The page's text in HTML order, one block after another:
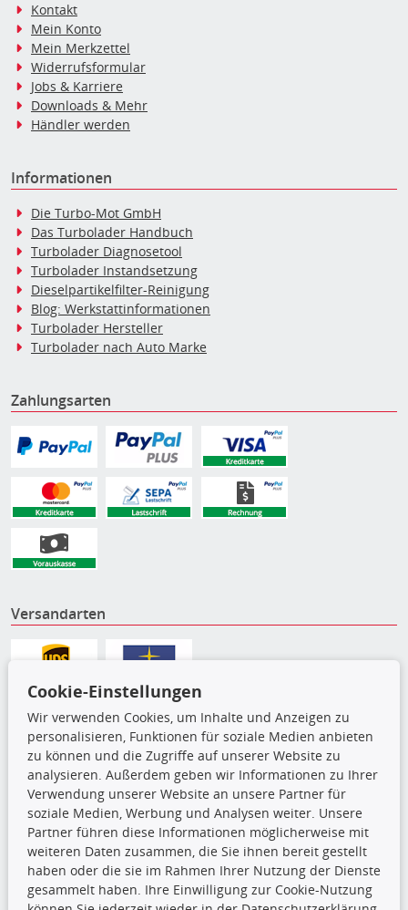
Kontakt
Mein Konto
Mein Merkzettel
Widerrufsformular
Jobs & Karriere
Downloads & Mehr
Händler werden
Informationen
Die Turbo-Mot GmbH
Das Turbolader Handbuch
Turbolader Diagnosetool
Turbolader Instandsetzung
Dieselpartikelfilter-Reinigung
Blog: Werkstattinformationen
Turbolader Hersteller
Turbolader nach Auto Marke
Zahlungsarten
Versandarten
Die hier angezeigten Daten,
insbesondere die gesamte Datenbank,
dürfen nicht kopiert werden. Es ist zu
unterlassen, die Daten oder die gesamte Datenbank ohne
Cookie-Einstellungen
Wir verwenden Cookies, um Inhalte und Anzeigen zu
personalisieren, Funktionen für soziale Medien anbieten
zu können und die Zugriffe auf unserer Website zu
analysieren. Außerdem geben wir Informationen zu Ihrer
Verwendung unserer Website an unsere Partner für
soziale Medien, Werbung und Analysen weiter. Unsere
Partner führen diese Informationen möglicherweise mit
weiteren Daten zusammen, die Sie ihnen bereit gestellt
haben oder die sie im Rahmen Ihrer Nutzung der Dienste
gesammelt haben. Ihre Einwilligung zur Cookie-Nutzung